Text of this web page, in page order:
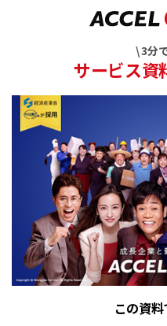
\ 3分
サービス資
この資